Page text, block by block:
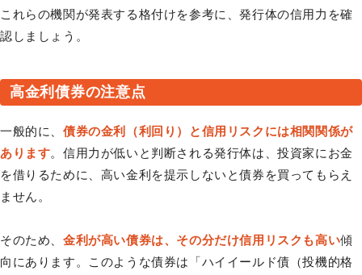
これらの機関が発表する格付けを参考に、発行体の信用力を確
認しましょう。
高金利債券の注意点
一般的に、 債券の金利（利回り）と信用リスクには相関関係が
あります。信用力が低いと判断される発行体は、投資家にお金
を借りるために、高い金利を提示しないと債券を買ってもらえ
ません。
そのため、 金利が高い債券は、その分だけ信用リスクも高い傾
向にあります。このような債券は「ハイイールド債（投機的格